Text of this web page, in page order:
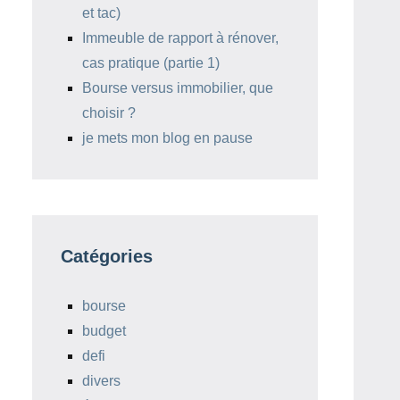
et tac)
Immeuble de rapport à rénover,
cas pratique (partie 1)
Bourse versus immobilier, que
choisir ?
je mets mon blog en pause
Catégories
bourse
budget
defi
divers